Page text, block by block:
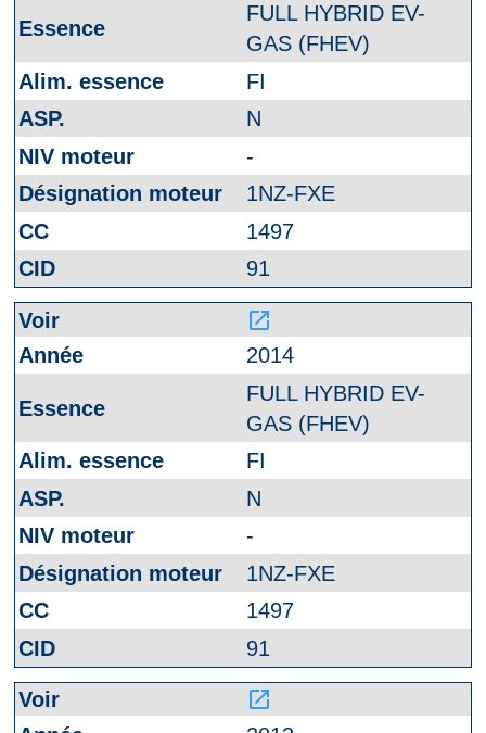
FULL HYBRID EV-
GAS (FHEV)
FI
N
-
1NZ-FXE
1497
91
launch
2014
FULL HYBRID EV-
GAS (FHEV)
FI
N
-
1NZ-FXE
1497
91
launch